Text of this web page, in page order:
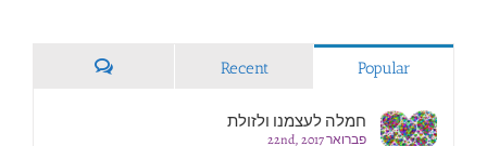
Popular
Recent
חמלה לעצמנו ולזולת
פברואר 22nd, 2017